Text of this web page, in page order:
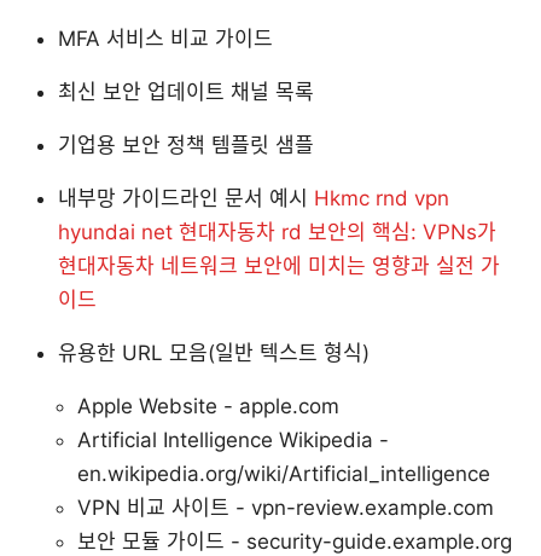
MFA 서비스 비교 가이드
최신 보안 업데이트 채널 목록
기업용 보안 정책 템플릿 샘플
내부망 가이드라인 문서 예시 Hkmc rnd vpn
hyundai net 현대자동차 rd 보안의 핵심: VPNs가
현대자동차 네트워크 보안에 미치는 영향과 실전 가
이드
유용한 URL 모음(일반 텍스트 형식)
Apple Website - apple.com
Artificial Intelligence Wikipedia -
en.wikipedia.org/wiki/Artificial_intelligence
VPN 비교 사이트 - vpn-review.example.com
보안 모듈 가이드 - security-guide.example.org